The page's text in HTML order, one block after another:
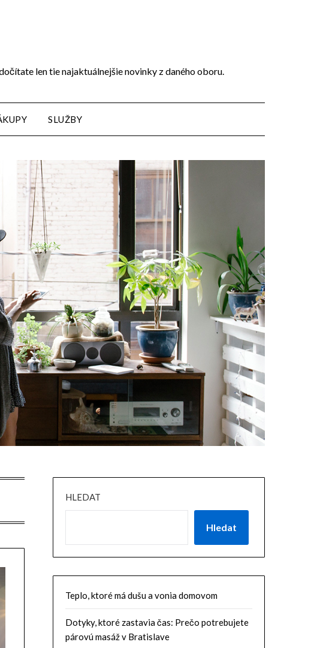
len tie najaktuálnejšie novinky z daného oboru.
SLUŽBY
HLEDAT
Hledat
Teplo, ktoré má dušu a vonia domovom
Dotyky, ktoré zastavia čas: Prečo potrebujete
párovú masáž v Bratislave